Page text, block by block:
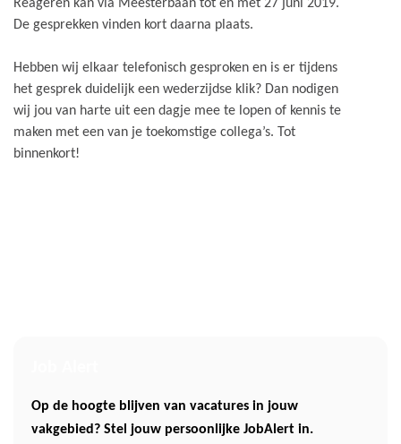
Reageren kan via Meesterbaan tot en met 27 juni 2019.
De gesprekken vinden kort daarna plaats.
Hebben wij elkaar telefonisch gesproken en is er tijdens
het gesprek duidelijk een wederzijdse klik? Dan nodigen
wij jou van harte uit een dagje mee te lopen of kennis te
maken met een van je toekomstige collega’s. Tot
binnenkort!
Op de hoogte blijven van vacatures in jouw
vakgebied? Stel jouw persoonlijke JobAlert in.